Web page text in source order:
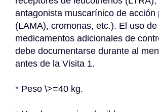
antagonista muscarínico de acción
(LAMA), cromonas, etc.). El uso de
medicamentos adicionales de
debe documentarse durante al
antes de la Visita 1.
* Peso \>=40 kg.